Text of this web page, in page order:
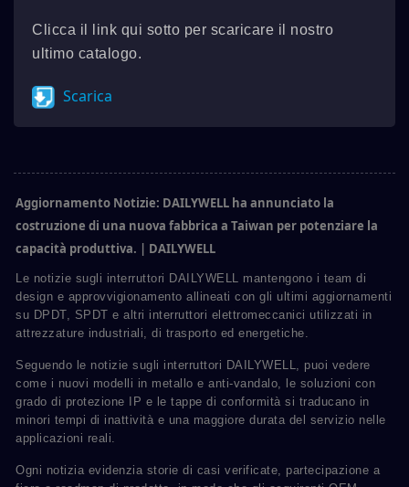
Clicca il link qui sotto per scaricare il nostro
ultimo catalogo.
Scarica
Aggiornamento Notizie: DAILYWELL ha annunciato la
costruzione di una nuova fabbrica a Taiwan per potenziare la
capacità produttiva. | DAILYWELL
Le notizie sugli interruttori DAILYWELL mantengono i team di
design e approvvigionamento allineati con gli ultimi aggiornamenti
su DPDT, SPDT e altri interruttori elettromeccanici utilizzati in
attrezzature industriali, di trasporto ed energetiche.
Seguendo le notizie sugli interruttori DAILYWELL, puoi vedere
come i nuovi modelli in metallo e anti-vandalo, le soluzioni con
grado di protezione IP e le tappe di conformità si traducano in
minori tempi di inattività e una maggiore durata del servizio nelle
applicazioni reali.
Ogni notizia evidenzia storie di casi verificate, partecipazione a